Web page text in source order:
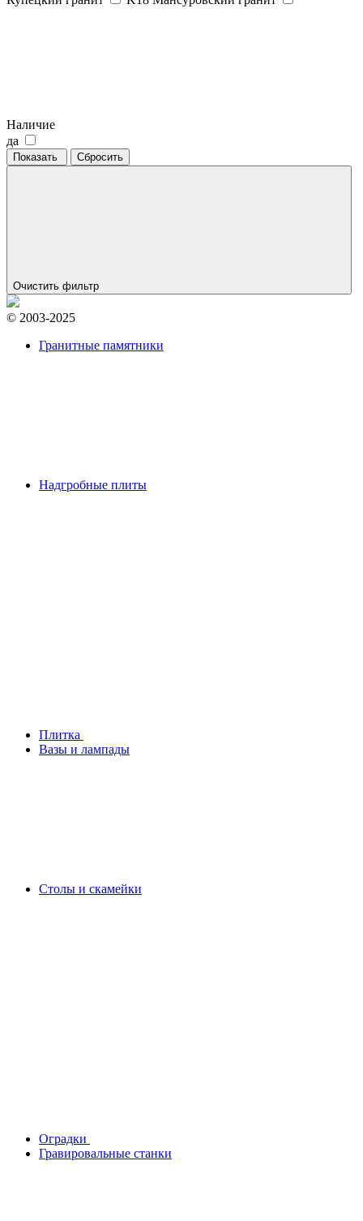
Наличие
да
Показать Сбросить
Очистить фильтр
© 2003-2025
Гранитные памятники
Надгробные плиты
Плитка
Вазы и лампады
Столы и скамейки
Оградки
Гравировальные станки